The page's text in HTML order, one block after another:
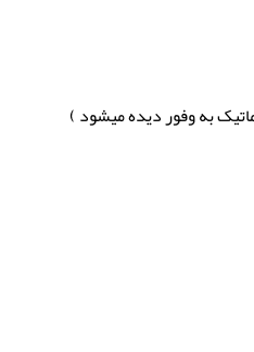
به وفور دیده میشود )